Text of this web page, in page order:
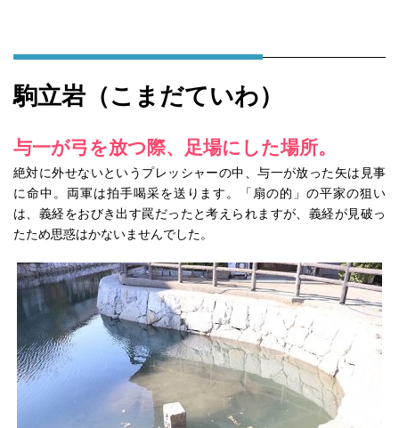
駒立岩（こまだていわ）
与一が弓を放つ際、足場にした場所。
絶対に外せないというプレッシャーの中、与一が放った矢は見事
に命中。両軍は拍手喝采を送ります。「扇の的」の平家の狙い
は、義経をおびき出す罠だったと考えられますが、義経が見破っ
たため思惑はかないませんでした。